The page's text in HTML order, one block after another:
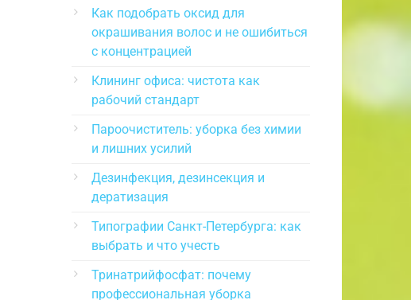
Как подобрать оксид для
окрашивания волос и не ошибиться
с концентрацией
Клининг офиса: чистота как
рабочий стандарт
Пароочиститель: уборка без химии
и лишних усилий
Дезинфекция, дезинсекция и
дератизация
Типографии Санкт-Петербурга: как
выбрать и что учесть
Тринатрийфосфат: почему
профессиональная уборка